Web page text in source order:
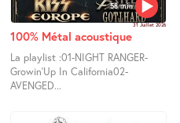
58 min
31 Juillet 2026
100% Métal acoustique
La playlist :01-NIGHT RANGER-
Growin’Up In California02-
AVENGED...